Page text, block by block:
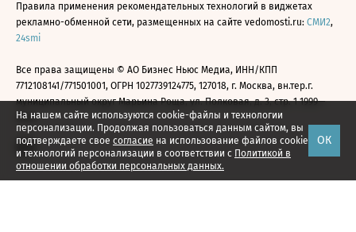
На нашем сайте используются cookie-файлы и технологии
персонализации. Продолжая пользоваться данным сайтом, вы
подтверждаете свое согласие на использование файлов cookie
и технологий персонализации в соответствии с Политикой в
отношении обработки персональных данных.
ОК
Правила применения рекомендательных технологий в виджетах
рекламно-обменной сети, размещенных на сайте vedomosti.ru: СМИ2,
24smi
Все права защищены © АО Бизнес Ньюс Медиа, ИНН/КПП
7712108141/771501001, ОГРН 1027739124775, 127018, г. Москва, вн.тер.г.
муниципальный округ Марьина Роща, ул. Полковая, д. 3, стр. 1 1999—
2026